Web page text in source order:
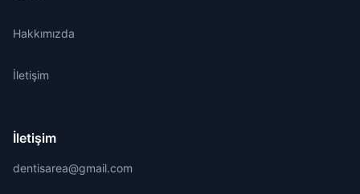
Hakkımızda
İletişim
İletişim
dentisarea@gmail.com